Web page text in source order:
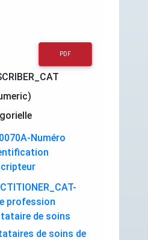
PDF
Numéro
profession
de soins
de soins de